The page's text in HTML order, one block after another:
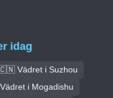
idag
Vädret i Suzhou
i Mogadishu